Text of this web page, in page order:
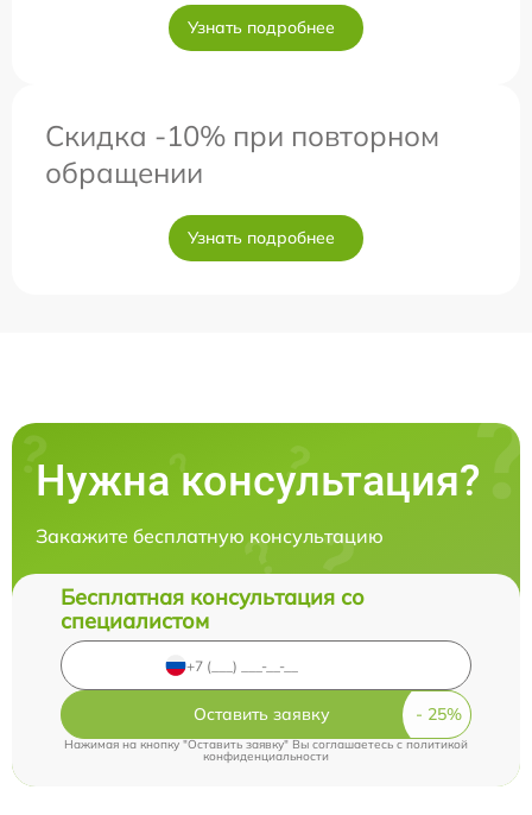
Узнать подробнее
Скидка -10% при повторном
обращении
Узнать подробнее
Нужна консультация?
Закажите бесплатную консультацию
Бесплатная консультация со
специалистом
Оставить заявку
Нажимая на кнопку "Оставить заявку" Вы соглашаетесь cполитикой
конфиденциальности